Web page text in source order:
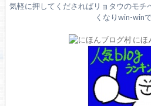
気軽に押してくださればリョタウのモチ
くなりwin-winで